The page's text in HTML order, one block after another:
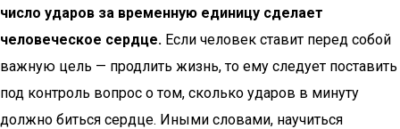
число ударов за временную единицу сделает
человеческое сердце. Если человек ставит перед собой
важную цель — продлить жизнь, то ему следует поставить
под контроль вопрос о том, сколько ударов в минуту
должно биться сердце. Иными словами, научиться